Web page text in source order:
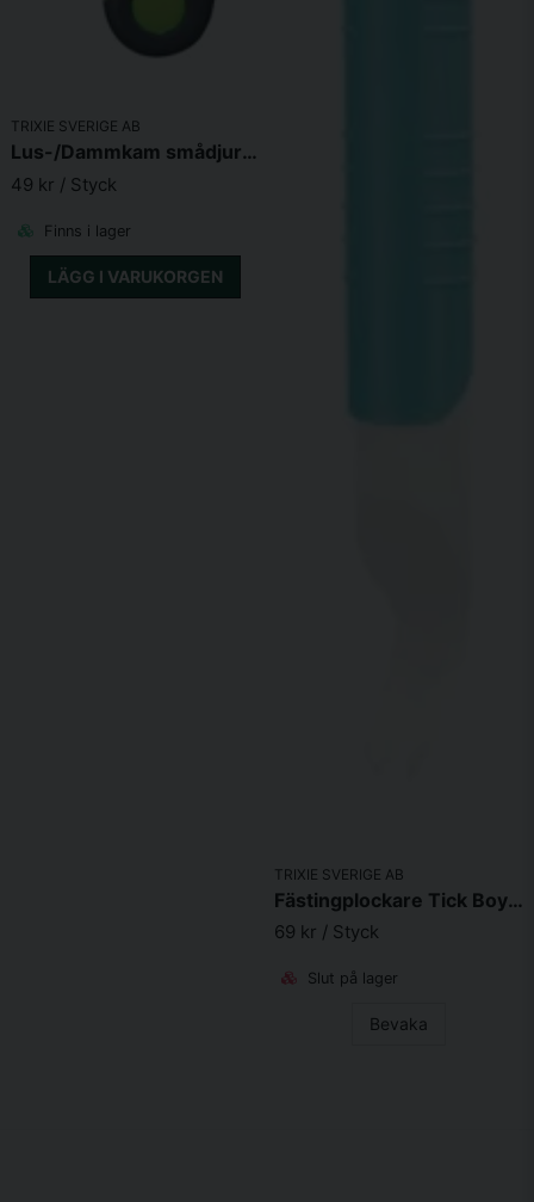
TRIXIE SVERIGE AB
Lus-/Dammkam smådjur Style 15cm
49 kr / Styck
Finns i lager
LÄGG I VARUKORGEN
TRIXIE SVERIGE AB
Fästingplockare Tick Boy VET Penna 13 cm
69 kr / Styck
Slut på lager
Bevaka